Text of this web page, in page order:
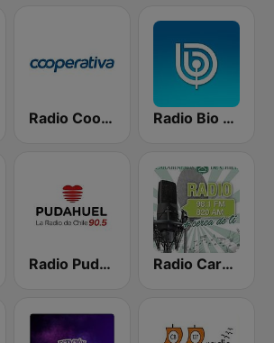
Radio Cooperativa Radio Bio Bio Santiago
Radio Pudahuel Radio Carabineros de Chile